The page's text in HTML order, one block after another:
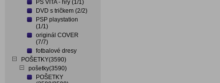
PS VITA - hry (1/1)
DVD s tričkem (2/2)
PSP playstation
(1/1)
originál COVER
(7/7)
fotbalové dresy
POŠETKY(3590)
pošetky(3590)
POŠETKY